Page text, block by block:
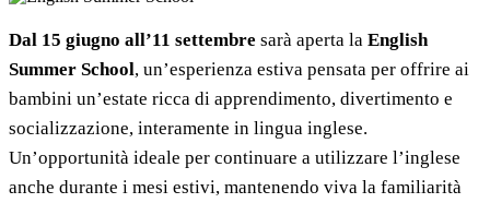
Dal 15 giugno all’11 settembre sarà aperta la English
Summer School, un’esperienza estiva pensata per offrire ai
bambini un’estate ricca di apprendimento, divertimento e
socializzazione, interamente in lingua inglese.
Un’opportunità ideale per continuare a utilizzare l’inglese
anche durante i mesi estivi, mantenendo viva la familiarità